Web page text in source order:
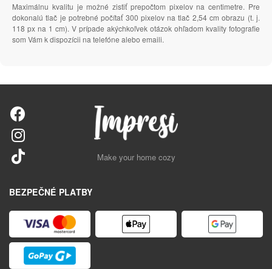
Maximálnu kvalitu je možné zistiť prepočtom pixelov na centimetre. Pre
dokonalú tlač je potrebné počítať 300 pixelov na tlač 2,54 cm obrazu (t. j.
118 px na 1 cm). V prípade akýchkoľvek otázok ohľadom kvality fotografie
som Vám k dispozícii na telefóne alebo emaili.
Make your home cozy
BEZPEČNÉ PLATBY